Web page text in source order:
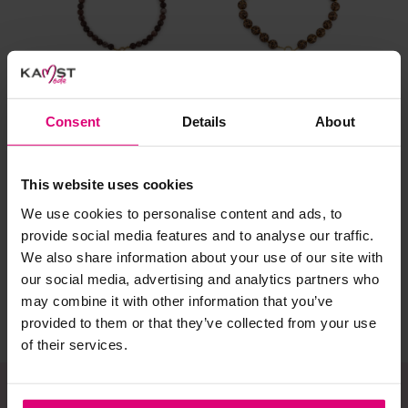
Consent Details About
This website uses cookies
We use cookies to personalise content and ads, to
provide social media features and to analyse our traffic.
We also share information about your use of our site with
our social media, advertising and analytics partners who
may combine it with other information that you’ve
provided to them or that they’ve collected from your use
of their services.
al prima.
Doe de wasmachine niet te vol. Dat voorkomt
Gebruik een waszakje voor poreuze materialen en/of
Gebreide kledingstukken (met of zonder wol):
Allereerst: stel het wassen zo lang mogelijk uit.
Was in de wasmachine op een wol-programma. Dit
voorkomt wrijving en pilling.
Was zo koud mogelijk.
Droog het kledingstuk liggend op een handdoek.
kledingstuk indien nodig met een kledingtondeuse.
Ketting met kralen
€ 19,95 € 19,95